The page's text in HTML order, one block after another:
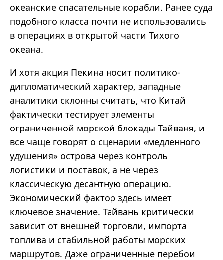
океанские спасательные корабли. Ранее суда
подобного класса почти не использовались
в операциях в открытой части Тихого
океана.
И хотя акция Пекина носит политико-
дипломатический характер, западные
аналитики склонны считать, что Китай
фактически тестирует элементы
ограниченной морской блокады Тайваня, и
все чаще говорят о сценарии «медленного
удушения» острова через контроль
логистики и поставок, а не через
классическую десантную операцию.
Экономический фактор здесь имеет
ключевое значение. Тайвань критически
зависит от внешней торговли, импорта
топлива и стабильной работы морских
маршрутов. Даже ограниченные перебои